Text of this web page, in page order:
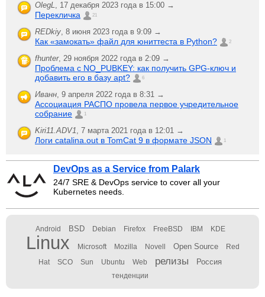
OlegL, 17 декабря 2023 года в 15:00 →
Перекличка 21
REDkiy, 8 июня 2023 года в 9:09 →
Как «замокать» файл для юниттеста в Python? 2
fhunter, 29 ноября 2022 года в 2:09 →
Проблема с NO_PUBKEY: как получить GPG-ключ и
добавить его в базу apt?
6
Иванн, 9 апреля 2022 года в 8:31 →
Ассоциация РАСПО провела первое учредительное
собрание
1
Kiri11.ADV1, 7 марта 2021 года в 12:01 →
Логи catalina.out в TomCat 9 в формате JSON 1
DevOps as a Service from Palark
24/7 SRE & DevOps service to cover all your
Kubernetes needs.
Android BSD Debian Firefox FreeBSD IBM KDE
Linux Microsoft Mozilla Novell Open Source Red
Hat SCO Sun Ubuntu Web релизы Россия
тенденции